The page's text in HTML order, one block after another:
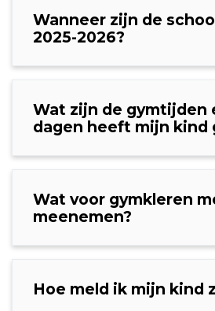
Wanneer zijn de
2025-2026?
Wat zijn de gymtijden
dagen heeft mijn kind
Wat voor gymkleren
meenemen?
Hoe meld ik mijn kind